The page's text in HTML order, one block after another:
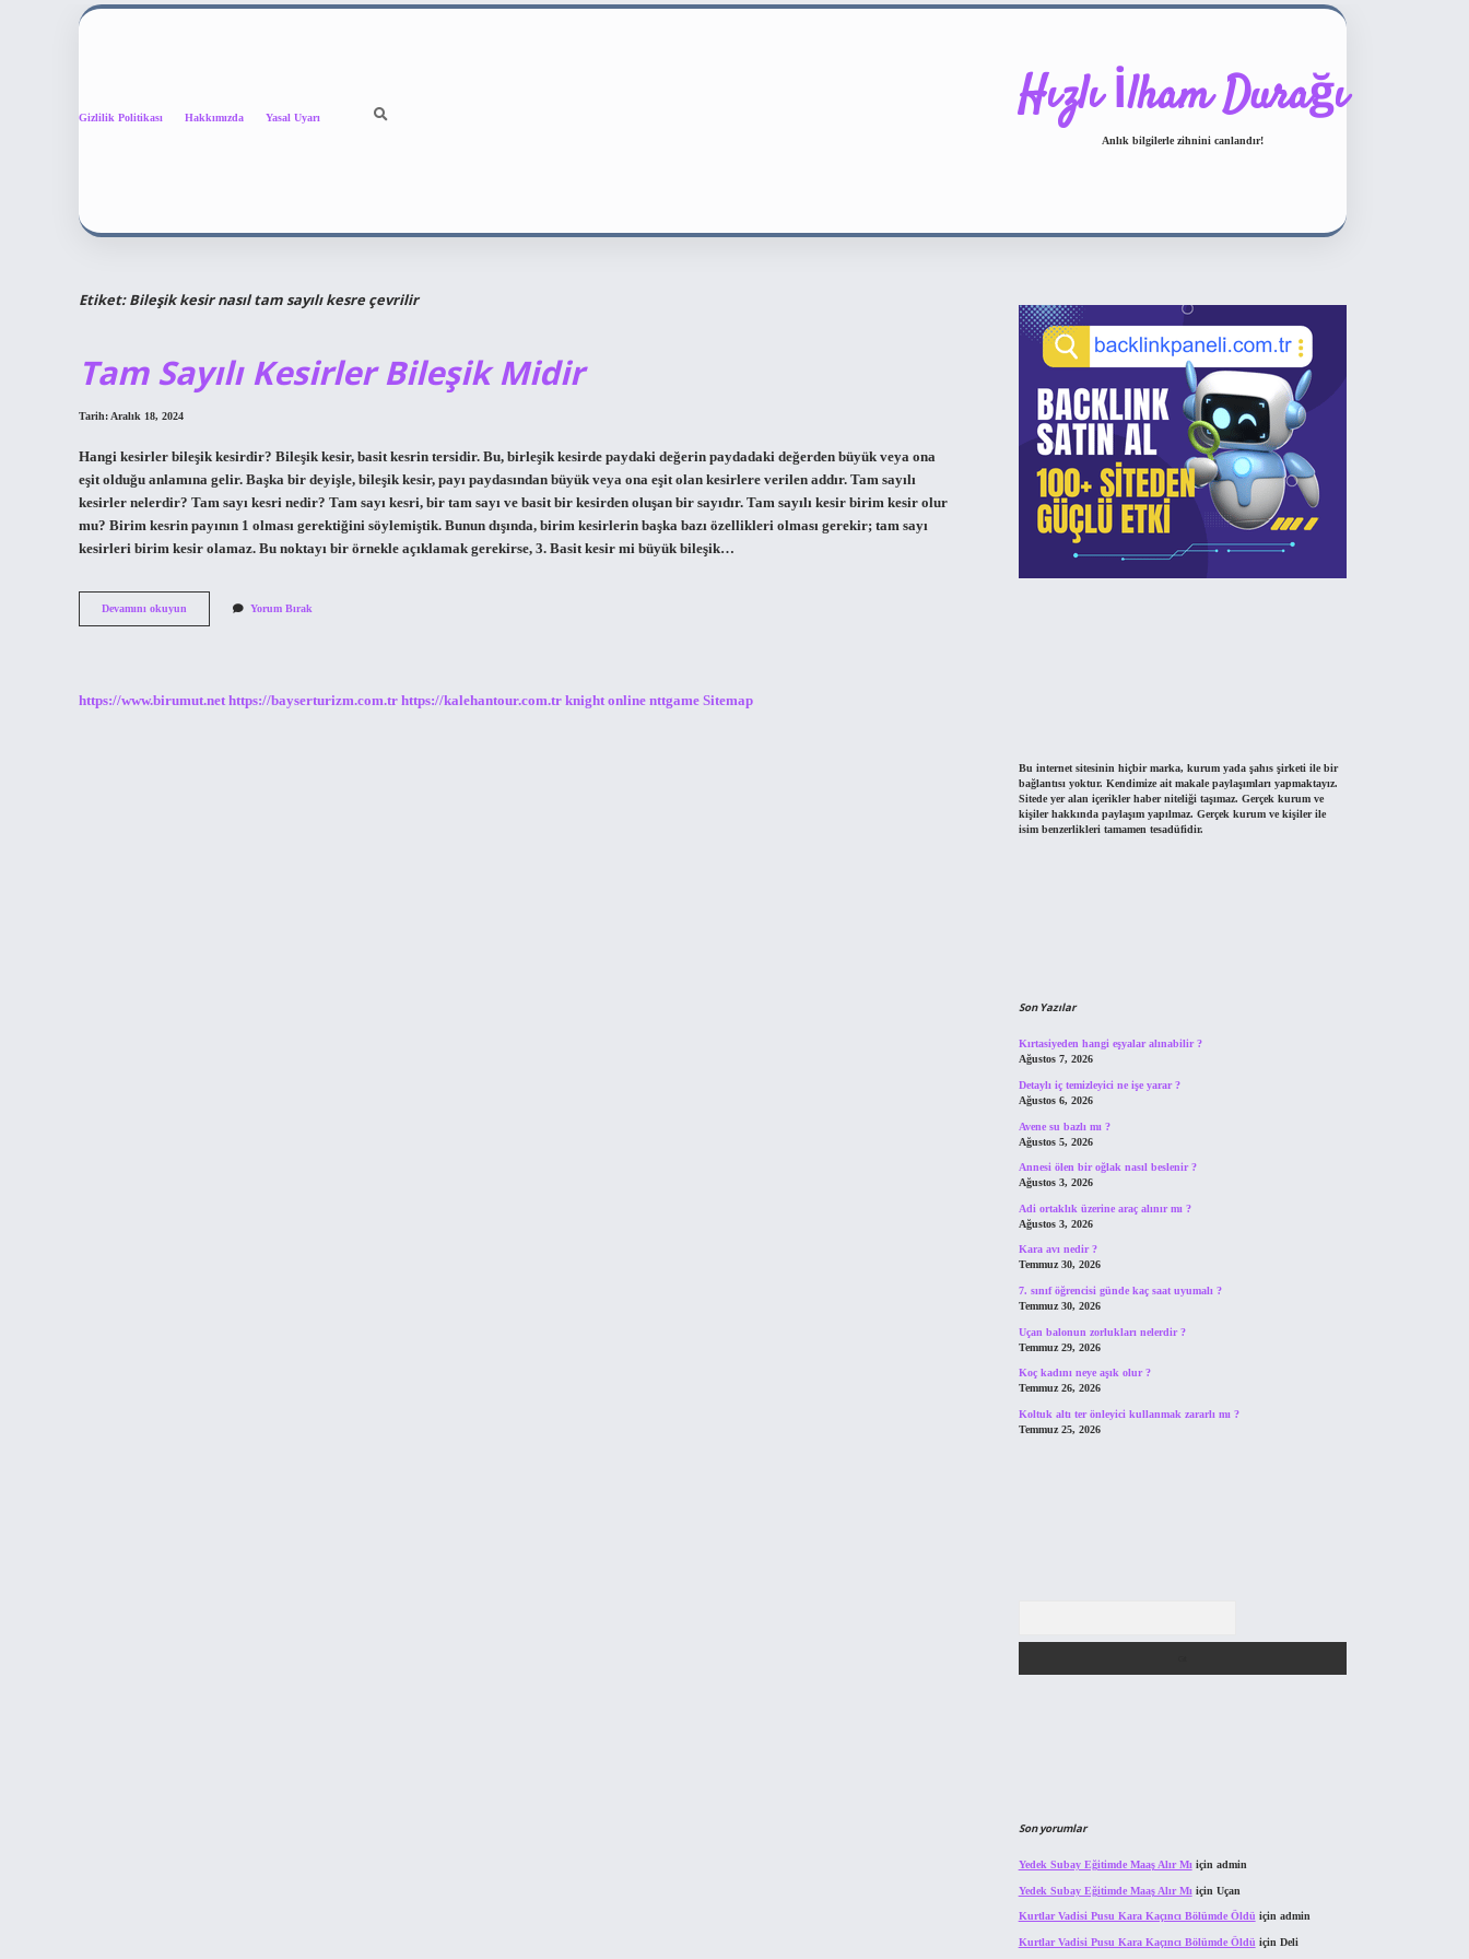
Gizlilik Politikası Hakkımızda Yasal Uyarı Hızlı İlham Durağı
Anlık bilgilerle zihnini canlandır!
Etiket:Bileşik kesir nasıl tam sayılı kesre çevrilir
Tam Sayılı Kesirler Bileşik Midir
Tarih: Aralık 18, 2024
Hangi kesirler bileşik kesirdir? Bileşik kesir, basit kesrin tersidir. Bu, birleşik kesirde paydaki değerin paydadaki değerden büyük veya ona
eşit olduğu anlamına gelir. Başka bir deyişle, bileşik kesir, payı paydasından büyük veya ona eşit olan kesirlere verilen addır. Tam sayılı
kesirler nelerdir? Tam sayı kesri nedir? Tam sayı kesri, bir tam sayı ve basit bir kesirden oluşan bir sayıdır. Tam sayılı kesir birim kesir olur
mu? Birim kesrin payının 1 olması gerektiğini söylemiştik. Bunun dışında, birim kesirlerin başka bazı özellikleri olması gerekir; tam sayı
kesirleri birim kesir olamaz. Bu noktayı bir örnekle açıklamak gerekirse, 3. Basit kesir mi büyük bileşik…
Devamını okuyun
Sayılı
Yorum Bırak
https://www.birumut.net https://bayserturizm.com.tr https://kalehantour.com.tr knight online nttgame Sitemap
Bu internet sitesinin hiçbir marka, kurum yada şahıs şirketi ile bir
bağlantısı yoktur. Kendimize ait makale paylaşımları yapmaktayız.
Sitede yer alan içerikler haber niteliği taşımaz. Gerçek kurum ve
kişiler hakkında paylaşım yapılmaz. Gerçek kurum ve kişiler ile
isim benzerlikleri tamamen tesadüfidir.
Son Yazılar
Kırtasiyeden hangi eşyalar alınabilir ?
Ağustos 7, 2026
Detaylı iç temizleyici ne işe yarar ?
Ağustos 6, 2026
Avene su bazlı mı ?
Ağustos 5, 2026
Annesi ölen bir oğlak nasıl beslenir ?
Ağustos 3, 2026
Adi ortaklık üzerine araç alınır mı ?
Ağustos 3, 2026
Kara avı nedir ?
Temmuz 30, 2026
7. sınıf öğrencisi günde kaç saat uyumalı ?
Temmuz 30, 2026
Uçan balonun zorlukları nelerdir ?
Temmuz 29, 2026
Koç kadını neye aşık olur ?
Temmuz 26, 2026
Koltuk altı ter önleyici kullanmak zararlı mı ?
Temmuz 25, 2026
Son yorumlar
Yedek Subay Eğitimde Maaş Alır Mı için admin
Yedek Subay Eğitimde Maaş Alır Mı için Uçan
Kurtlar Vadisi Pusu Kara Kaçıncı Bölümde Öldü için admin
Kurtlar Vadisi Pusu Kara Kaçıncı Bölümde Öldü için Deli